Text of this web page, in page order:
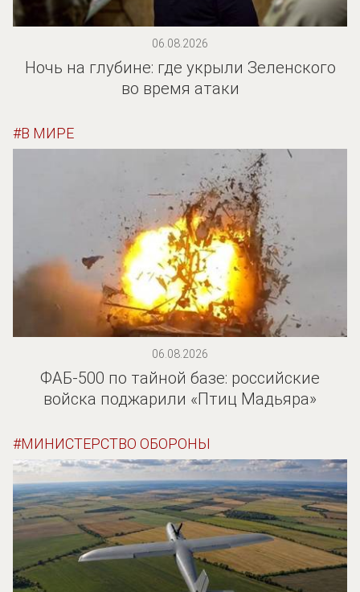
06.08.2026
Ночь на глубине: где укрыли Зеленского
во время атаки
В МИРЕ
06.08.2026
ФАБ-500 по тайной базе: российские
войска поджарили «Птиц Мадьяра»
МИНИСТЕРСТВО ОБОРОНЫ